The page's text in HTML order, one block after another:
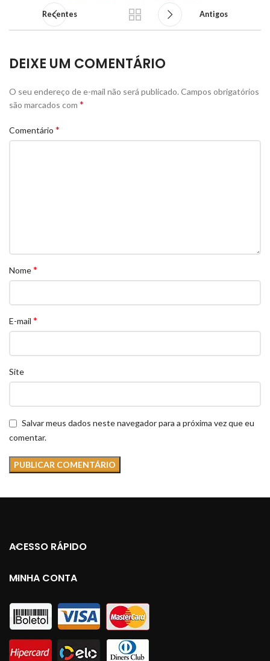
Recentes Antigos
DEIXE UM COMENTÁRIO
O seu endereço de e-mail não será publicado. Campos obrigatórios
são marcados com *
Comentário *
Nome*
E-mail *
Site
Salvar meus dados neste navegador para a próxima vez que eu
comentar.
ACESSO RÁPIDO
MINHA CONTA